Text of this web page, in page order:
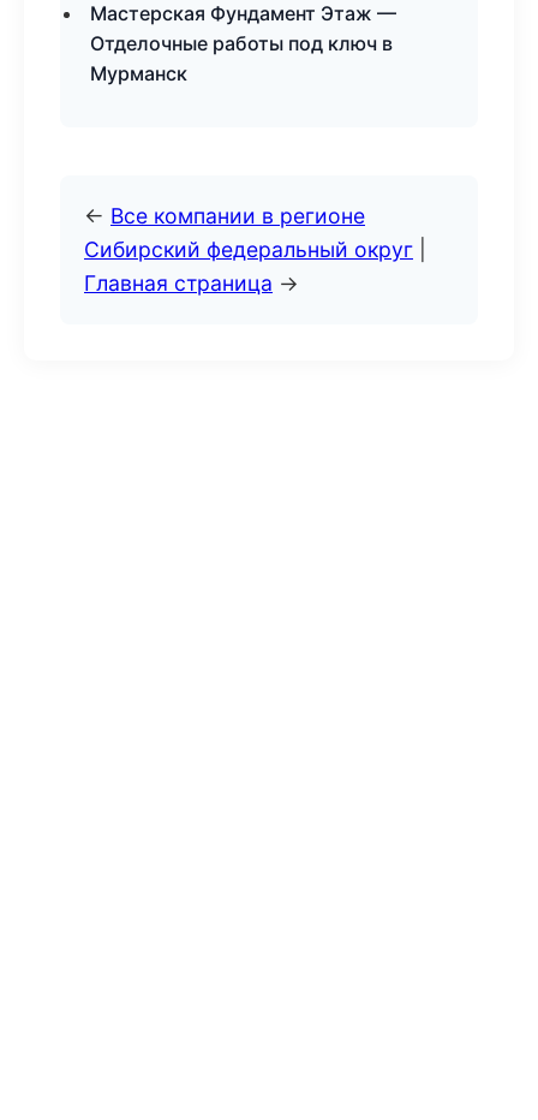
Мастерская Фундамент Этаж —
Отделочные работы под ключ в
Мурманск
← Все компании в регионе
Сибирский федеральный округ
Главная страница →